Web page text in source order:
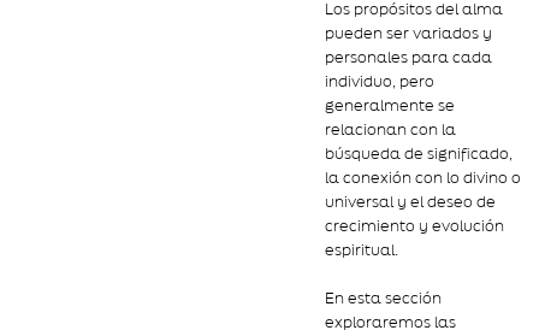
Los propósitos del alma
pueden ser variados y
personales para cada
individuo, pero
generalmente se
relacionan con la
búsqueda de significado,
la conexión con lo divino o
universal y el deseo de
crecimiento y evolución
espiritual.
En esta sección
exploraremos las